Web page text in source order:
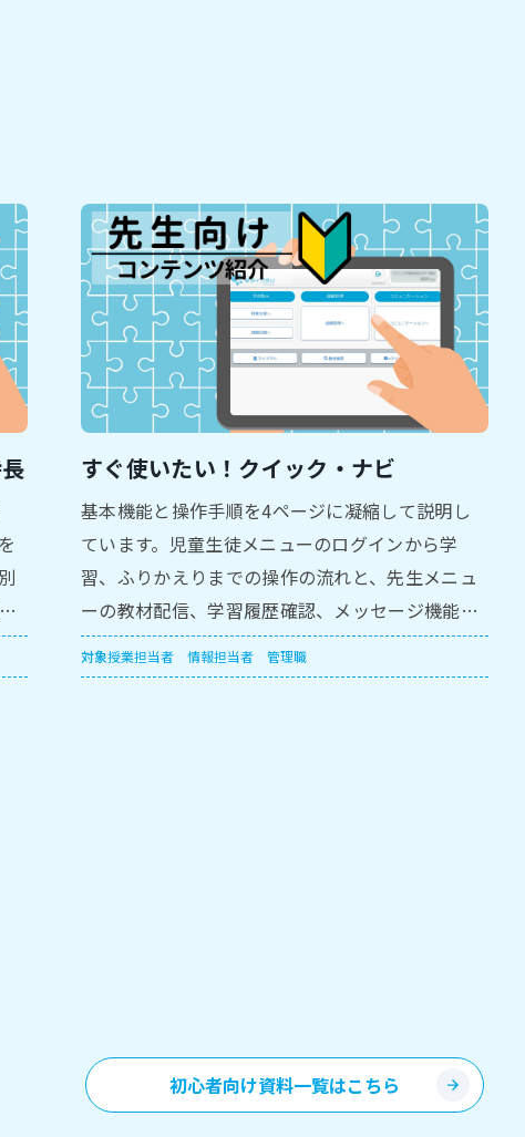
すぐ使いたい！クイック・ナビ
基本機能と操作手順を4ページに凝縮して説明し
ています。児童生徒メニューのログインから学
習、ふりかえりまでの操作の流れと、先生メニュ
ーの教材配信、学習履歴確認、メッセージ機能を
紹介しています。
対象授業担当者 情報担当者 管理職
初心者向け資料一覧はこちら